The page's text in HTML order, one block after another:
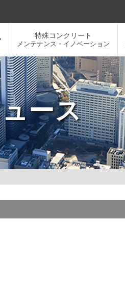
特殊コンクリート
メンテナンス・イノベーション
ース